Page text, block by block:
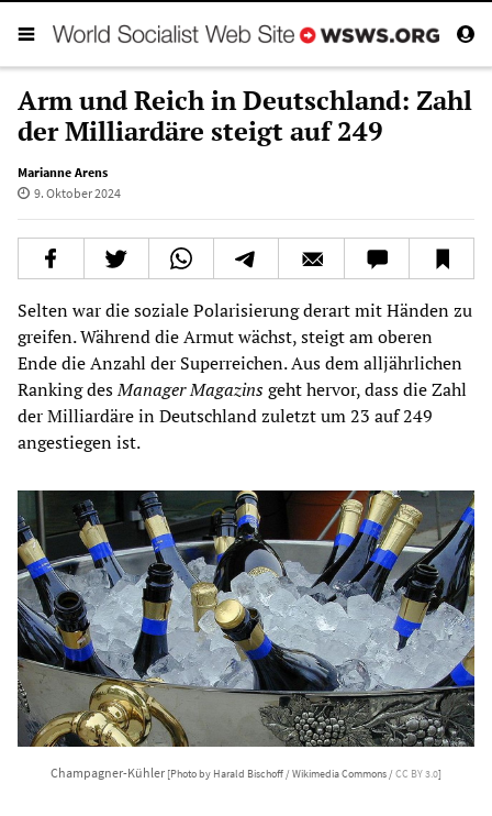
Arm und Reich in Deutschland: Zahl
der Milliardäre steigt auf 249
Marianne Arens
9. Oktober 2024
Selten war die soziale Polarisierung derart mit Händen zu
greifen. Während die Armut wächst, steigt am oberen
Ende die Anzahl der Superreichen. Aus dem alljährlichen
Ranking desManager Magazinsgeht hervor, dass die Zahl
der Milliardäre in Deutschland zuletzt um 23 auf 249
angestiegen ist.
Champagner-Kühler [Photo by Harald Bischoff / Wikimedia Commons /CC BY 3.0]